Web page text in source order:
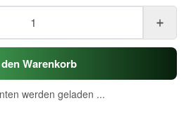
Warenkorb
werden geladen ...